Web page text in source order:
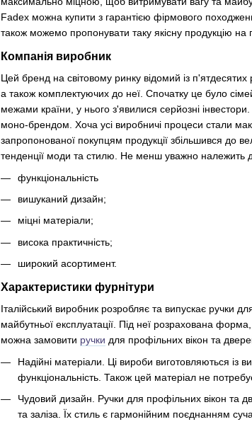
Fadex можна купити з гарантією фірмового
також можемо пропонувати таку якісну продукцію на
Компанія виробник
Цей бренд на світовому ринку відомий із п'ятдесятих
а також комплектуючих до неї. Спочатку це було
межами країни, у нього з'явилися серйозні
моно-брендом. Хоча усі виробничі процеси стали
запропонованої покупцям продукції збільшився до
тенденції моди та стилю. Не менш уважно належить до
функціональність
вишуканий дизайн;
міцні матеріали;
висока практичність;
широкий асортимент.
Характеристики фурнітури
Італійський виробник розробляє та випускає ручки
майбутньої експлуатації. Під неї розрахована
можна замовити ручки для профільних вікон та
Надійні матеріали. Ці вироби виготовляються із
функціональність. Також цей матеріал не
Чудовий дизайн. Ручки для профільних вікон та
та заліза. Їх стиль є гармонійним поєднанням